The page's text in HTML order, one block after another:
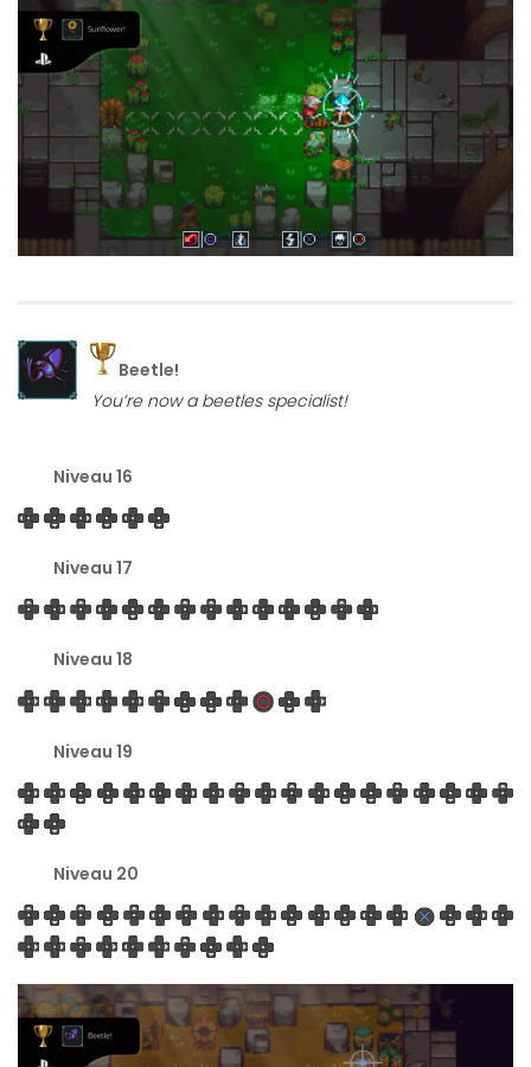
Beetle!
You’re now a beetles specialist!
Niveau 16
Niveau 17
Niveau 18
Niveau 19
Niveau 20